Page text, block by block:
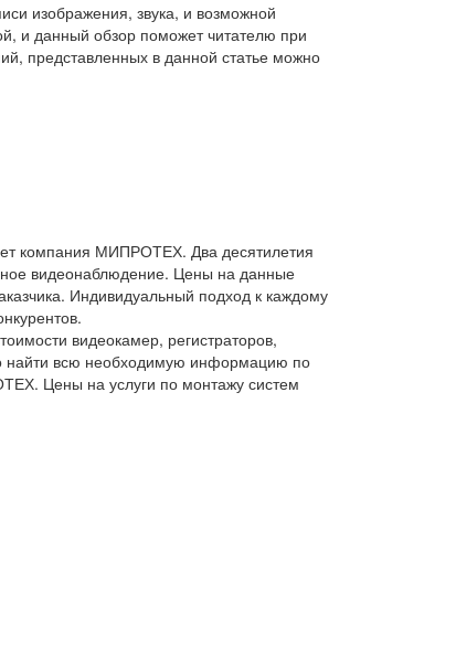
изображения, звука, и возможной
и данный обзор поможет читателю при
представленных в данной статье можно
компания МИПРОТЕХ. Два десятилетия
видеонаблюдение. Цены на данные
Индивидуальный подход к каждому
видеокамер, регистраторов,
найти всю необходимую информацию по
Цены на услуги по монтажу систем